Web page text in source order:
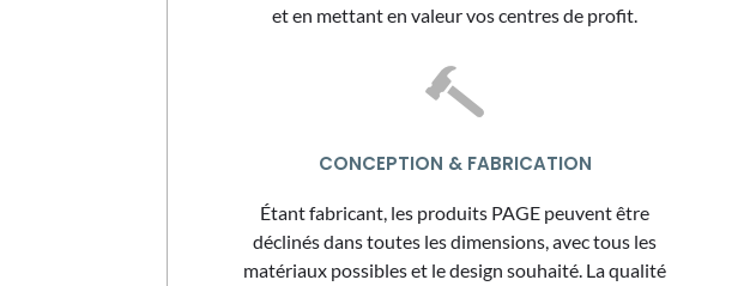
et en mettant en valeur vos centres de profit.
CONCEPTION & FABRICATION
Étant fabricant, les produits PAGE peuvent être
déclinés dans toutes les dimensions, avec tous les
matériaux possibles et le design souhaité. La qualité